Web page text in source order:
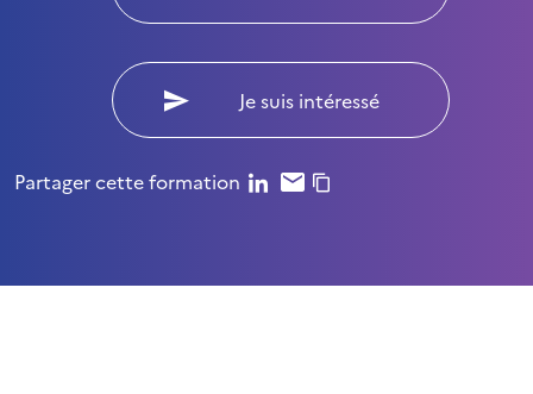
Je suis intéressé
Partager cette formation